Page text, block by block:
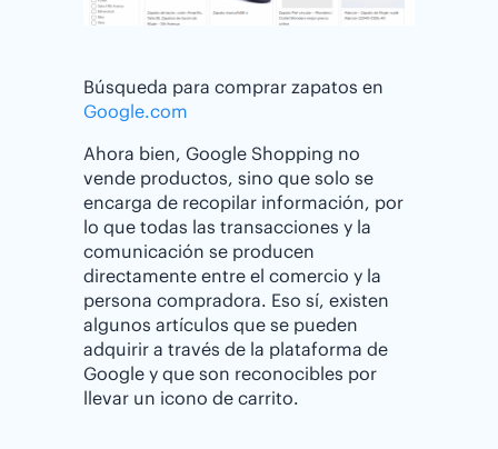
Búsqueda para comprar zapatos en
Google.com
Ahora bien, Google Shopping no
vende productos, sino que solo se
encarga de recopilar información, por
lo que todas las transacciones y la
comunicación se producen
directamente entre el comercio y la
persona compradora. Eso sí, existen
algunos artículos que se pueden
adquirir a través de la plataforma de
Google y que son reconocibles por
llevar un icono de carrito.